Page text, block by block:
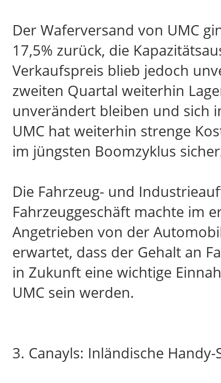
Der Waferversand von UMC
17,5% zurück, die
Verkaufspreis blieb jedoch
zweiten Quartal weiterhin
unverändert bleiben und sich
UMC hat weiterhin strenge
im jüngsten Boomzyklus
Die Fahrzeug- und
Fahrzeuggeschäft machte im
Angetrieben von der
erwartet, dass der Gehalt an
in Zukunft eine wichtige
UMC sein werden.
3. Canayls: Inländische